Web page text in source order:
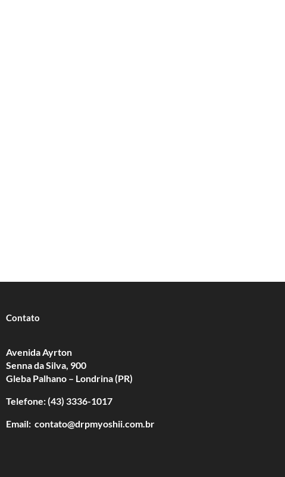
Contato
Avenida Ayrton
Senna da Silva, 900
Gleba Palhano – Londrina (PR)
Telefone: (43) 3336-1017
Email: contato@drpmyoshii.com.br